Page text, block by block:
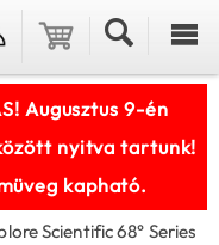
Augusztus 9-én
nyitva tartunk!
kapható.
Scientific 68° Series